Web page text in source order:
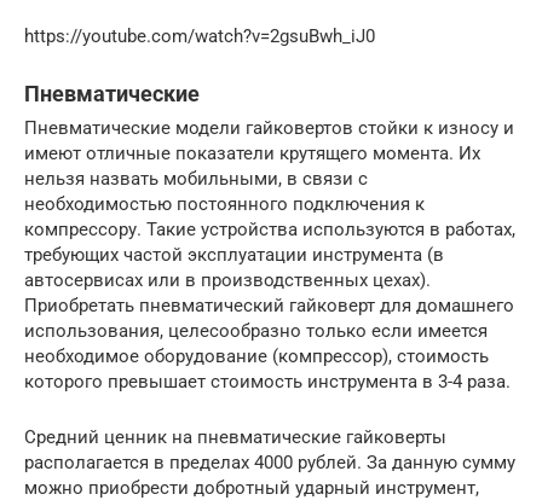
https://youtube.com/watch?v=2gsuBwh_iJ0
Пневматические
Пневматические модели гайковертов стойки к износу и
имеют отличные показатели крутящего момента. Их
нельзя назвать мобильными, в связи с
необходимостью постоянного подключения к
компрессору. Такие устройства используются в работах,
требующих частой эксплуатации инструмента (в
автосервисах или в производственных цехах).
Приобретать пневматический гайковерт для домашнего
использования, целесообразно только если имеется
необходимое оборудование (компрессор), стоимость
которого превышает стоимость инструмента в 3-4 раза.
Средний ценник на пневматические гайковерты
располагается в пределах 4000 рублей. За данную сумму
можно приобрести добротный ударный инструмент,